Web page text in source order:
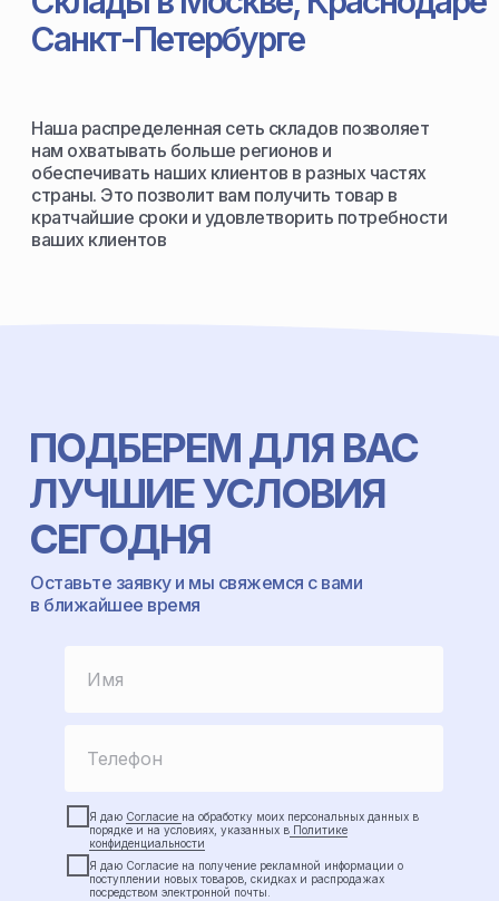
Санкт-Петербурге
Наша распределенная сеть складов позволяет
нам охватывать больше регионов и
обеспечивать наших клиентов в разных частях
страны. Это позволит вам получить товар в
кратчайшие сроки и удовлетворить потребности
ваших клиентов
ПОДБЕРЕМ ДЛЯ ВАС
ЛУЧШИЕ УСЛОВИЯ
СЕГОДНЯ
Оставьте заявку и мы свяжемся с вами
в ближайшее время
Я даю Согласие на обработку моих персональных данных в
порядке и на условиях, указанных в Политике
конфиденциальности
Я даю Cогласие на получение рекламной информации о
поступлении новых товаров, скидках и распродажах
посредством электронной почты.